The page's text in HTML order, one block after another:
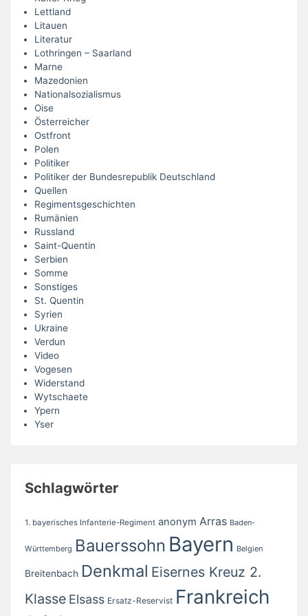
Lettland
Litauen
Literatur
Lothringen – Saarland
Marne
Mazedonien
Nationalsozialismus
Oise
Österreicher
Ostfront
Polen
Politiker
Politiker der Bundesrepublik Deutschland
Quellen
Regimentsgeschichten
Rumänien
Russland
Saint-Quentin
Serbien
Somme
Sonstiges
St. Quentin
Syrien
Ukraine
Verdun
Video
Vogesen
Widerstand
Wytschaete
Ypern
Yser
Schlagwörter
1. bayerisches Infanterie-Regiment anonym Arras Baden-
Württemberg Bauerssohn Bayern Belgien
Breitenbach Denkmal Eisernes Kreuz 2.
Klasse Elsass Ersatz-Reservist Frankreich